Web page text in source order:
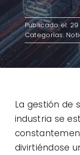
Contacto
Casos de uso
Publicado el:
Categorías:
La gestión de
industria se
divirtiéndose